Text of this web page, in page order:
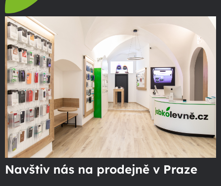
Navštiv nás na prodejně v Praze